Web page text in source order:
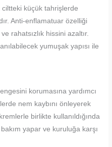
ciltteki küçük tahrişlerde
Anti-enflamatuar özelliği
rahatsızlık hissini azaltır.
yumuşak yapısı ile
korumasına yardımcı
nem kaybını önleyerek
birlikte kullanıldığında
yapar ve kuruluğa karşı